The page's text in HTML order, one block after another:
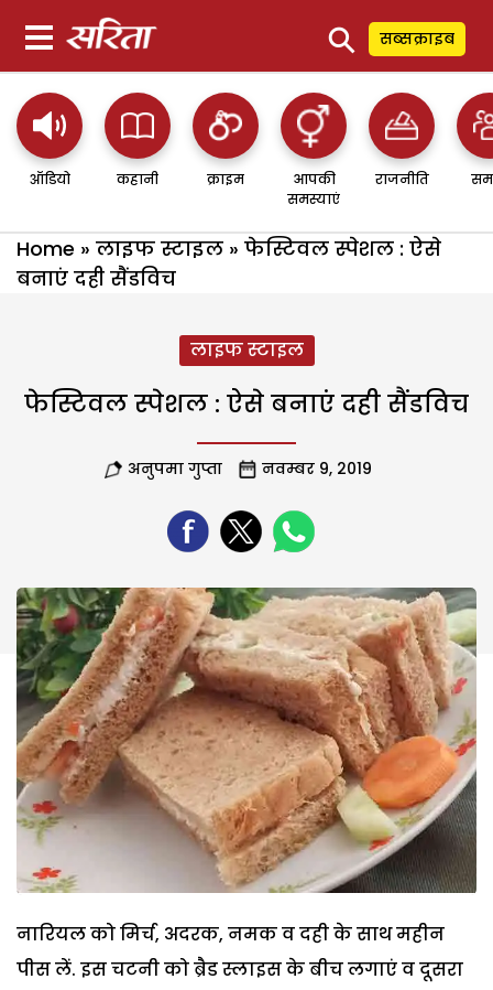
⚲ सब्सक्राइब
ऑडियो कहानी क्राइम
आपकी
समस्याएं
राजनीति
Home » लाइफ स्टाइल » फेस्टिवल स्पेशल : ऐसे
बनाएं दही सैंडविच
लाइफ स्टाइल
फेस्टिवल स्पेशल : ऐसे बनाएं दही सैंडविच
अनुपमा गुप्ता नवम्बर 9, 2019
नारियल को मिर्च, अदरक, नमक व दही के साथ महीन
पीस लें. इस चटनी को ब्रैड स्लाइस के बीच लगाएं व दूसरा